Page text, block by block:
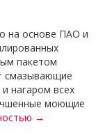
на основе ПАО и
пакетом
смазывающие
нагаром всех
моющие
→